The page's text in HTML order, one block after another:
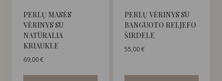
PERLŲ MASĖS
VĖRINYS SU
NATŪRALIA
KRIAUKLE
69,00€
PERLŲ VĖRINYS SU
BANGUOTO RELJEFO
ŠIRDELE
55,00€